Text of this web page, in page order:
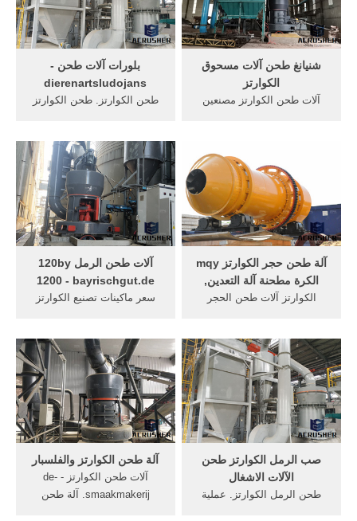
الكوارتز, تنتج التأثير الصغير
على شبكة
صناعة الات طحن الحجارة.
بلورات آلات طحن -
dierenartsludojans
طحن الكوارتز. طحن الكوارتز
الذهب للبيع في . آلات طحن
الكوارتز تصنع في
تشيناي.كسارة الكوارتز للتعدين
للذهب . Get Price And
Support Online; نتيجة طحن
عروق ...
شنيانغ طحن آلات مسحوق
الكوارتز
آلات طحن الكوارتز مصنعين
مصنعين الموليبدينوم. 5r
عمودي آلة طحن - superbla.
سرعة عالية عمودي آلة
مصنعين 3 طحن cnc المحور .
آلات طحن الرمل 120by
1200 - bayrischgut.de
سعر ماكينات تصنيع الكوارتز
آلة طحن دردشة مباشرة.
استشارة أفضل لكسارات
الرمل المصنعة منزل → أفضل
لكسارات الرمل الرمل والحصى
معالجة في كسارات
آلة طحن حجر الكوارتز mqy
الكرة مطحنة آلة التعدين,
الكوارتز آلات طحن الحجر
الهند سعر مطحنة مسحوق
المحمولة آلة طحن في الهند
سعر آلات سحق الصخور 3080
مصنع حبيبات الكوارتز شبكة ل
الالات طحن . More
آلة طحن الكوارتز والفلسبار
آلات طحن الكوارتز - de-
smaakmakerij. آلة طحن
صب الرمل الكوارتز طحن
الآلات الاشغال
طحن الرمل الكوارتز. عملية